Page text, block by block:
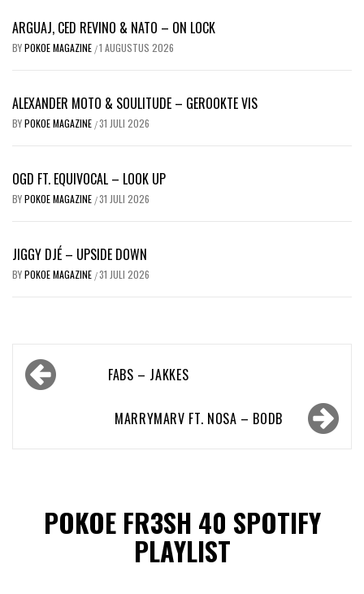
ARGUAJ, CED REVINO & NATO – ON LOCK
BYPOKOE MAGAZINE /1 AUGUSTUS 2026
ALEXANDER MOTO & SOULITUDE – GEROOKTE VIS
BYPOKOE MAGAZINE /31 JULI 2026
OGD FT. EQUIVOCAL – LOOK UP
BYPOKOE MAGAZINE /31 JULI 2026
JIGGY DJÉ – UPSIDE DOWN
BYPOKOE MAGAZINE /31 JULI 2026
Bericht
navigatie FABS – JAKKES
MARRYMARV FT. NOSA – BODB
POKOE FR3SH 40 SPOTIFY
PLAYLIST